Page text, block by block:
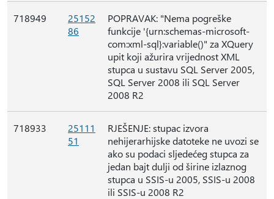
718949
25152
86
POPRAVAK: "Nema pogreške
funkcije '{urn:schemas-microsoft-
com:xml-sql}:variable()" za XQuery
upit koji ažurira vrijednost XML
stupca u sustavu SQL Server 2005,
SQL Server 2008 ili SQL Server
2008 R2
718933
25111
51
RJEŠENJE: stupac izvora
nehijerarhijske datoteke ne uvozi se
ako su podaci sljedećeg stupca za
jedan bajt dulji od širine izlaznog
stupca u SSIS-u 2005, SSIS-u 2008
ili SSIS-u 2008 R2